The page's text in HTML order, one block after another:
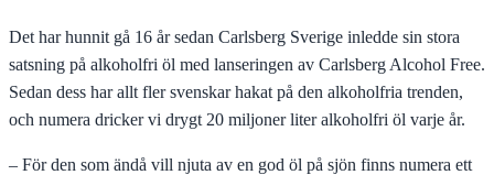
Det har hunnit gå 16 år sedan Carlsberg Sverige inledde sin stora
satsning på alkoholfri öl med lanseringen av Carlsberg Alcohol Free.
Sedan dess har allt fler svenskar hakat på den alkoholfria trenden,
och numera dricker vi drygt 20 miljoner liter alkoholfri öl varje år.
– För den som ändå vill njuta av en god öl på sjön finns numera ett